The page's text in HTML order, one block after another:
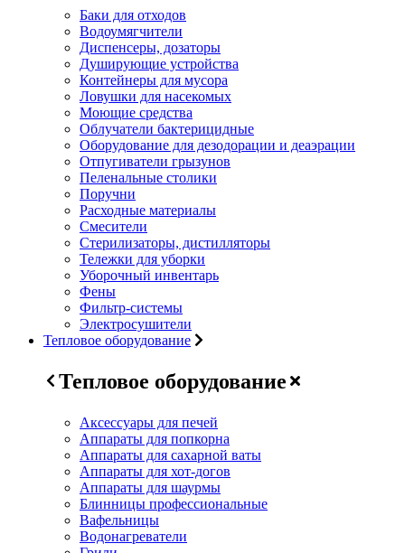
Баки для отходов
Водоумягчители
Диспенсеры, дозаторы
Душирующие устройства
Контейнеры для мусора
Ловушки для насекомых
Моющие средства
Облучатели бактерицидные
Оборудование для дезодорации и деаэрации
Отпугиватели грызунов
Пеленальные столики
Поручни
Расходные материалы
Смесители
Стерилизаторы, дистилляторы
Тележки для уборки
Уборочный инвентарь
Фены
Фильтр-системы
Электросушители
Тепловое оборудование
Тепловое оборудование
Аксессуары для печей
Аппараты для попкорна
Аппараты для сахарной ваты
Аппараты для хот-догов
Аппараты для шаурмы
Блинницы профессиональные
Вафельницы
Водонагреватели